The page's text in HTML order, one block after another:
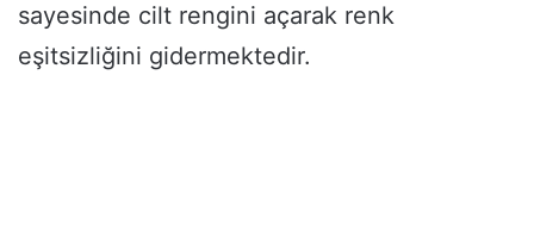
sayesinde cilt rengini açarak renk
eşitsizliğini gidermektedir.